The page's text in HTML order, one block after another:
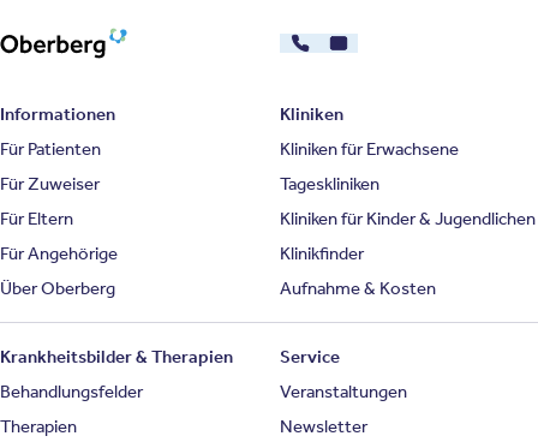
030 - 26478607
Kontakt
Informationen
Für Patienten
Für Zuweiser
Für Eltern
Für Angehörige
Über Oberberg
Kliniken
Kliniken für Erwachsene
Tageskliniken
Kliniken für Kinder & Jugendlichen
Klinikfinder
Aufnahme & Kosten
Krankheitsbilder & Therapien
Behandlungsfelder
Therapien
Service
Veranstaltungen
Newsletter